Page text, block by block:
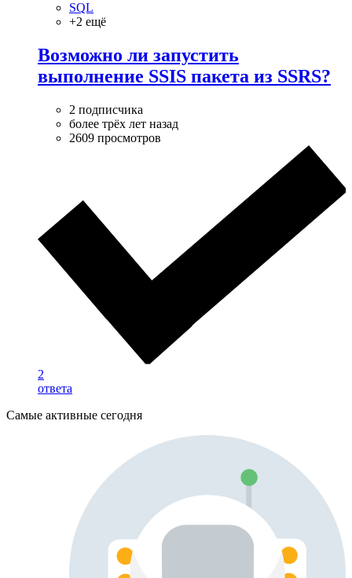
SQL
+2 ещё
Возможно ли запустить
выполнение SSIS пакета из SSRS?
2 подписчика
более трёх лет назад
2609 просмотров
2
ответа
Самые активные сегодня